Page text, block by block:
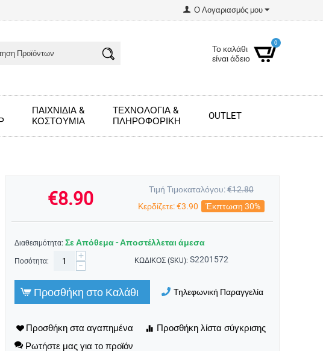
Ο Λογαριασμός μου
Το καλάθι
είναι άδειο
0
ΠΑΙΧΝΊΔΙΑ &
KΟΣΤΟΎΜΙΑ
ΤΕΧΝΟΛΟΓΊΑ &
ΠΛΗΡΟΦΟΡΙΚΉ
OUTLET
Τιμή Τιμοκαταλόγου:€12.80
€8.90 Κερδίζετε:€3.90 Έκπτωση 30%
Διαθεσιμότητα: Σε Απόθεμα - Αποστέλλεται άμεσα
ΚΩΔΙΚΟΣ (SKU): S2201572
Ποσότητα: +
−
Προσθήκη στο Καλάθι Τηλεφωνική Παραγγελία
Ρωτήστε μας για το προϊόν